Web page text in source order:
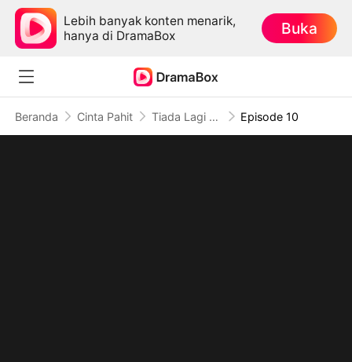
Lebih banyak konten menarik,
hanya di DramaBox
Buka
Beranda Cinta Pahit Tiada Lagi Cintaku Bagimu (Sulih Suara) Episode 10